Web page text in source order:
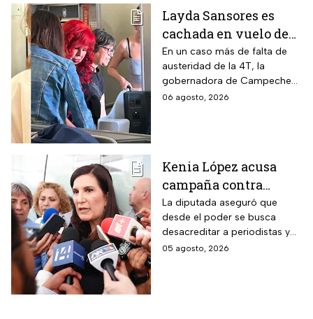
Layda Sansores es
cachada en vuelo de
primera clase rumbo a
Madrid: ¿Y la
austeridad?
En un caso más de falta de
austeridad de la 4T, la
gobernadora de Campeche
fue captada arribando al viejo
06 agosto, 2026
Kenia López acusa
campaña contra
periodistas y lanza
advertencia por la
libertad de expresión
La diputada aseguró que
desde el poder se busca
desacreditar a periodistas y
medios de comunicación.
05 agosto, 2026